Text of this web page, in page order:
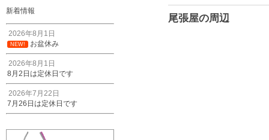
新着情報
2026年8月1日
NEW! お盆休み
2026年8月1日
8月2日は定休日です
2026年7月22日
7月26日は定休日です
尾張屋の周辺